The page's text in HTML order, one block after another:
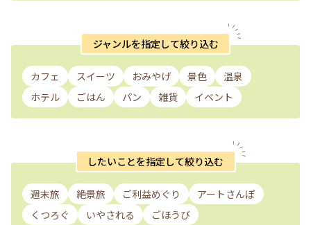
ジャンルを指定して絞り込む
カフェ スイーツ おみやげ 景色
温泉
ホテル
ごはん パン 雑貨 イベント
したいことを指定して絞り込む
週末旅 絶景旅 ご利益めぐり
アートさんぽ
くつろぐ
いやされる ごほうび